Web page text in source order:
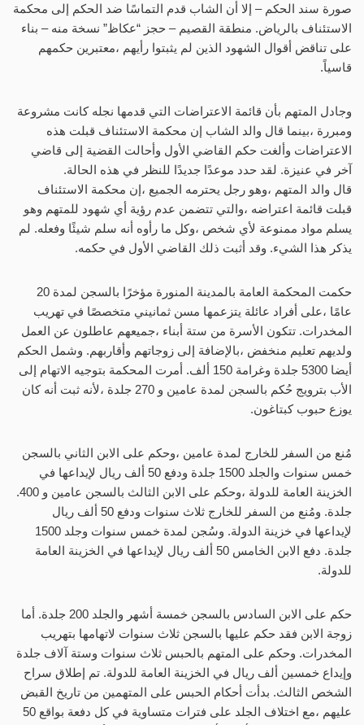
صورة سند الحكم – إلا أن الشاب قدم التماسًا ضد الحكم إلى محكمة
الاستئناف بالرياض. منطقة القصيم – حجز “عكاظ” نسخة منه – بناء
على تناقض أقوال الشهود الذين لم يثبتوا رأيهم ،معتبرين حكمهم
قاسياً.
وجادل المتهم بأن قائمة الاعتراضات التي قدمها نجله كانت مشروعة
ومبررة ،بينما قال والد الشاب إن محكمة الاستئناف قبلت هذه
الاعتراضات وألغت حكم القاضي الأول وأحالت القضية إلى قاضي
آخر في عنيزة. لقد حدد موعدًا جديدًا للنظر في هذه الحالة.
قال والد المتهم ،وهو رجل يحترمه الجميع ،إن محكمة الاستئناف
قبلت قائمة اعتراضه ،والتي تتضمن عدم رؤية أي شهود للمتهم وهو
يسلم مواد ممنوعة لأي شخص ،وكل ما رأوه أنه سلم شيئًا وفعله. لم
يذكر هذا الشيء. وقد أثبت ذلك القاضي الأول في حكمه.
حكمت المحكمة العامة بالمدينة المنورة مؤخرًا بالسجن لمدة 20
عامًا ،على أفراد عائلة يتزعمها مسن ثمانيني متخصصًا في تهريب
المخدرات. تتكون الأسرة من ستة أبناء ،جميعهم عاطلون عن العمل
ولديهم تعليم منخفض ،بالإضافة إلى زوجاتهم وأقاربهم. وشمل الحكم
أيضا 5300 جلدة وغرامة 150 ألف. أمرت المحكمة بتوجيه الاتهام إلى
الأب بترويج حُكم بالسجن لمدة عامين و 270 جلدة ،لأنه ثبت أنه كان
يوزع حبوب كبتاغون.
مُنع من السفر للخارج لمدة عامين ،وحكم على الابن الثاني بالسجن
خمس سنوات والجلد 1500 جلدة ودفع 50 ألف ريال لإيداعها في
الخزينة العامة للدولة ،وحكم على الابن الثالث بالسجن عامين و 400.
جلدة. ومُنع من السفر للخارج ثلاث سنوات ودفع 50 ألف ريال
لإيداعها في خزينة الدولة. وسُجن لمدة خمس سنوات وجلد 1500
جلدة. دفع الابن الخامس 50 ألف ريال لإيداعها في الخزينة العامة
للدولة.
حكم على الابن السادس بالسجن خمسة أشهر والجلد 200 جلدة. أما
زوجة الابن فقد حكم عليها بالسجن ثلاث سنوات لاتهامها بتهريب
المخدرات. وحكم على المتهم بالحبس ثلاث سنوات وستة آلاف جلدة
وإيداع خمسين ألف ريال في الخزينة العامة للدولة. تم إطلاق سراح
الشخص الثالث. بدأت أحكام الحبس على المتهمين من تاريخ القبض
عليهم ،مع اختلاف الجلد على فترات متساوية في كل دفعة بواقع 50